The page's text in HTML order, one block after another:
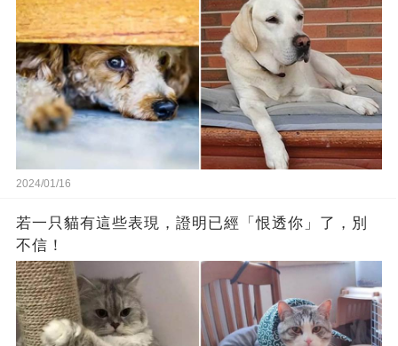
2024/01/16
若一只貓有這些表現，證明已經「恨透你」了，別
不信！